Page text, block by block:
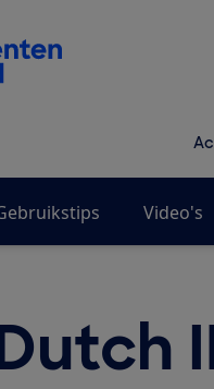
Consumentenbond
Video's